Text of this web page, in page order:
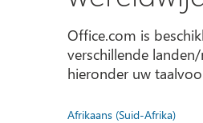
Office.com is
verschillende landen/
hieronder uw
Afrikaans (Suid-Afrika)